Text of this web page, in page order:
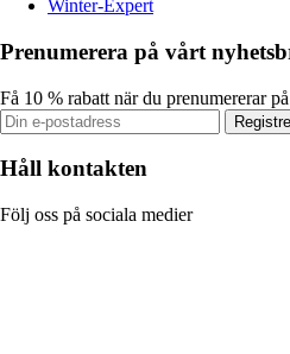
Winter-Expert
Prenumerera på vårt
Få 10 % rabatt när du prenumererar
Håll kontakten
Följ oss på sociala medier